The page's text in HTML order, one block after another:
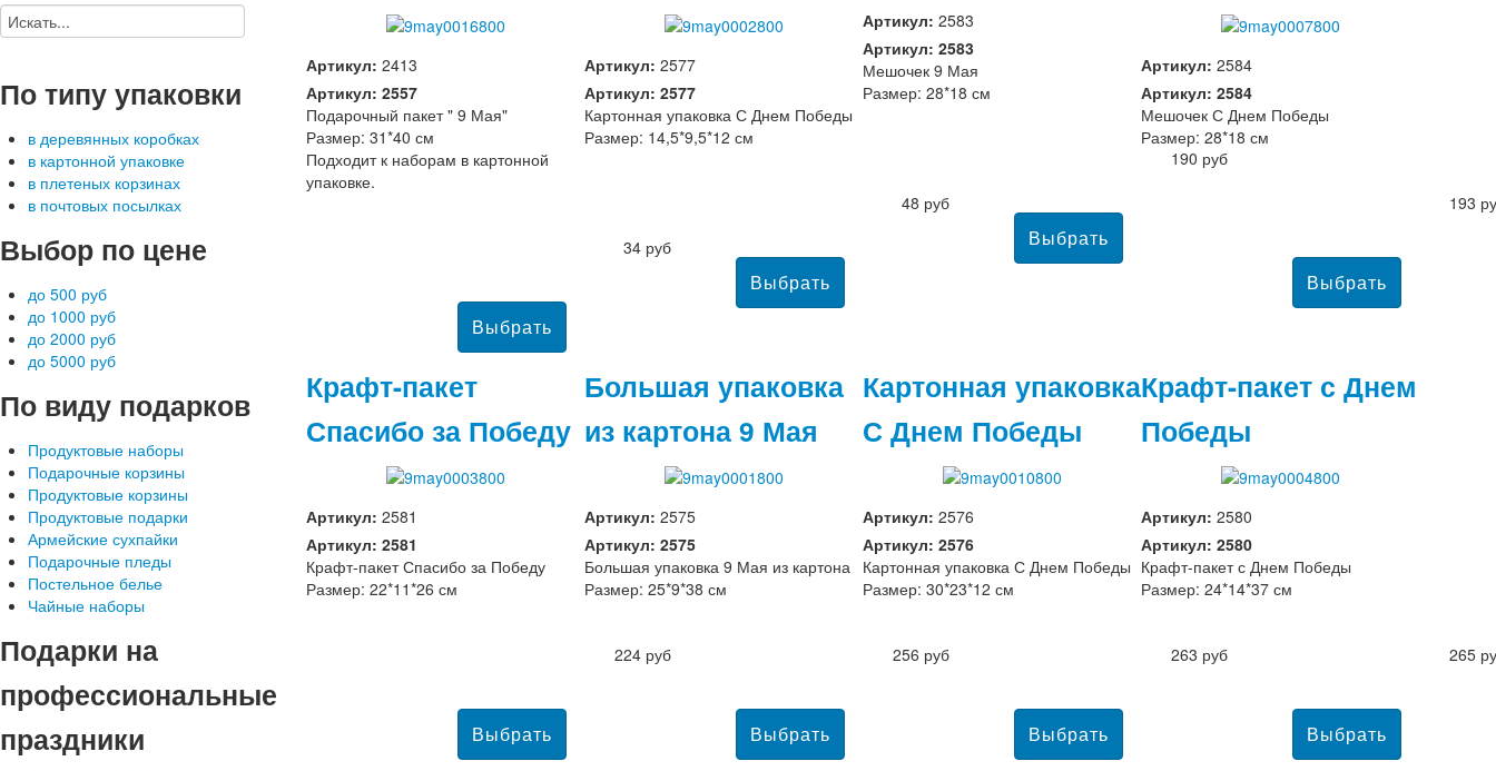
Артикул: 2413
Артикул: 2557
Подарочный пакет " 9 Мая"
Размер: 31*40 см
Подходит к наборам в картонной
упаковке.
34 руб
Артикул: 2577
Артикул: 2577
Картонная упаковка С Днем Победы
Размер: 14,5*9,5*12 см
48 руб
Артикул: 2583
Артикул: 2583
Мешочек 9 Мая
Размер: 28*18 см
190 руб
Артикул: 2584
Артикул: 2584
Мешочек С Днем Победы
Размер: 28*18 см
193
Крафт-пакет
Спасибо за Победу
Артикул: 2581
Артикул: 2581
Крафт-пакет Спасибо за Победу
Размер: 22*11*26 см
224 руб
Большая упаковка
из картона 9 Мая
Артикул: 2575
Артикул: 2575
Большая упаковка 9 Мая из картона
Размер: 25*9*38 см
256 руб
Картонная упаковка
С Днем Победы
Артикул: 2576
Артикул: 2576
Картонная упаковка С Днем Победы
Размер: 30*23*12 см
263 руб
Крафт-пакет с Днем
Победы
Артикул: 2580
Артикул: 2580
Крафт-пакет с Днем Победы
Размер: 24*14*37 см
265
Потипу упаковки
в деревянных коробках
в картонной упаковке
в плетеных корзинах
в почтовых посылках
Выбор по цене
до 500 руб
до 1000 руб
до 2000 руб
до 5000 руб
По виду подарков
Продуктовые наборы
Подарочные корзины
Продуктовые корзины
Продуктовые подарки
Армейские сухпайки
Подарочные пледы
Постельное белье
Чайные наборы
Подарки на
профессиональные
праздники